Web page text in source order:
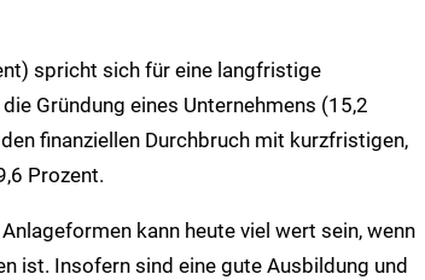
spricht sich für eine langfristige
Gründung eines Unternehmens (15,2
finanziellen Durchbruch mit kurzfristigen,
Prozent.
kann heute viel wert sein, wenn
ist. Insofern sind eine gute Ausbildung und